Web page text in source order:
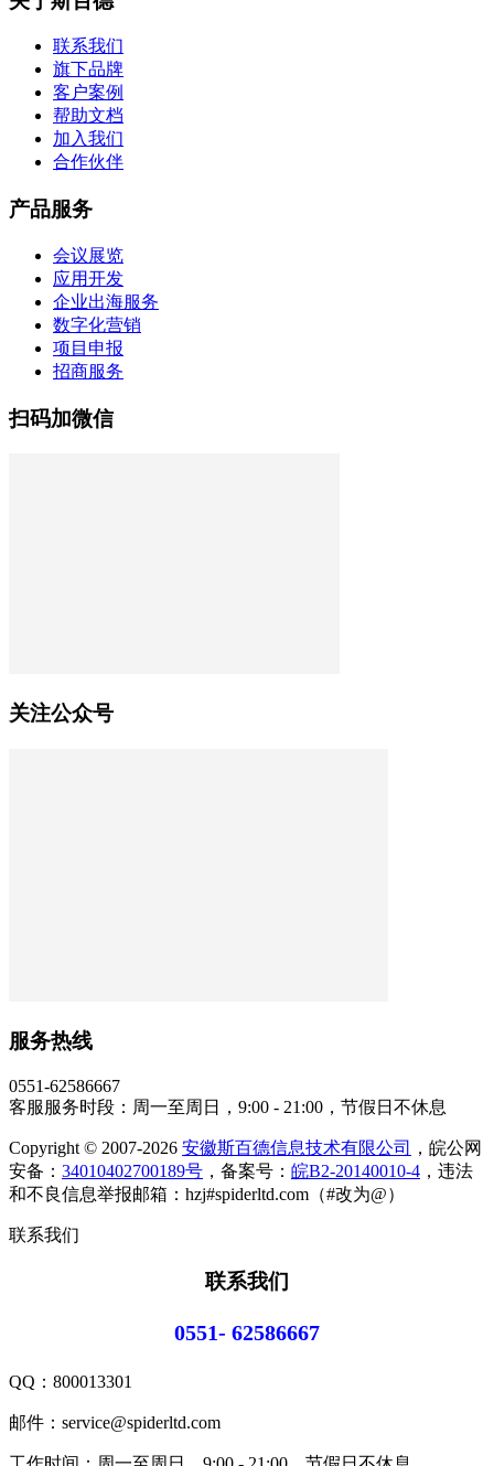
联系我们
旗下品牌
客户案例
帮助文档
加入我们
合作伙伴
产品服务
会议展览
应用开发
企业出海服务
数字化营销
项目申报
招商服务
扫码加微信
关注公众号
服务热线
0551-62586667
客服服务时段：周一至周日，9:00 - 21:00，节假日不休息
Copyright © 2007-2026 安徽斯百德信息技术有限公司
，皖公网
安备： 34010402700189号 ，备案号： 皖B2-20140010-4 ，违法
和不良信息举报邮箱：hzj#spiderltd.com（#改为@）
联系我们
联系我们
0551- 62586667
QQ： 800013301
邮件：service@spiderltd.com